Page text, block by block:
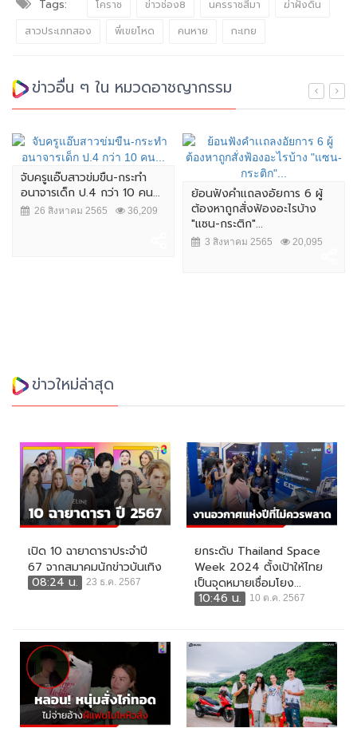
Tags: โคราช ข่าวช่อง8 นครราชสีมา
ฆ่าฝังดิน
สาวประเภทสอง
พี่เขยโหด คนหาย กะเทย
ข่าวอื่น ๆ ใน หมวดอาชญากรรม
จับครูแอ๊บสาวข่มขืน-กระทำ
อนาจารเด็ก ป.4 กว่า 10 คน...
26 สิงหาคม 2565 36,209
ย้อนฟังคำเเถลงอัยการ 6 ผู้
ต้องหาถูกสั่งฟ้องอะไรบ้าง
"แซน-กระติก"...
3 สิงหาคม 2565 20,095
ข่าวใหม่ล่าสุด
เปิด 10 ฉายาดาราประจำปี
67 จากสมาคมนักข่าวบันเทิง
08:24 น.
23 ธ.ค. 2567
ยกระดับ Thailand Space
Week 2024 ตั้งเป้าให้ไทย
เป็นจุดหมายเชื่อมโยง...
10:46 น.
10 ต.ค. 2567